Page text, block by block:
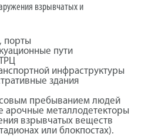
взрывчатых и
порты
пути
инфраструктуры
здания
пребыванием людей
арочные металлодетекторы
взрывчатых веществ
или блокпостах).